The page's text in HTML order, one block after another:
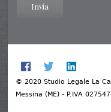
Invia
© 2020 Studio Legale La
Messina (ME) - P.IVA